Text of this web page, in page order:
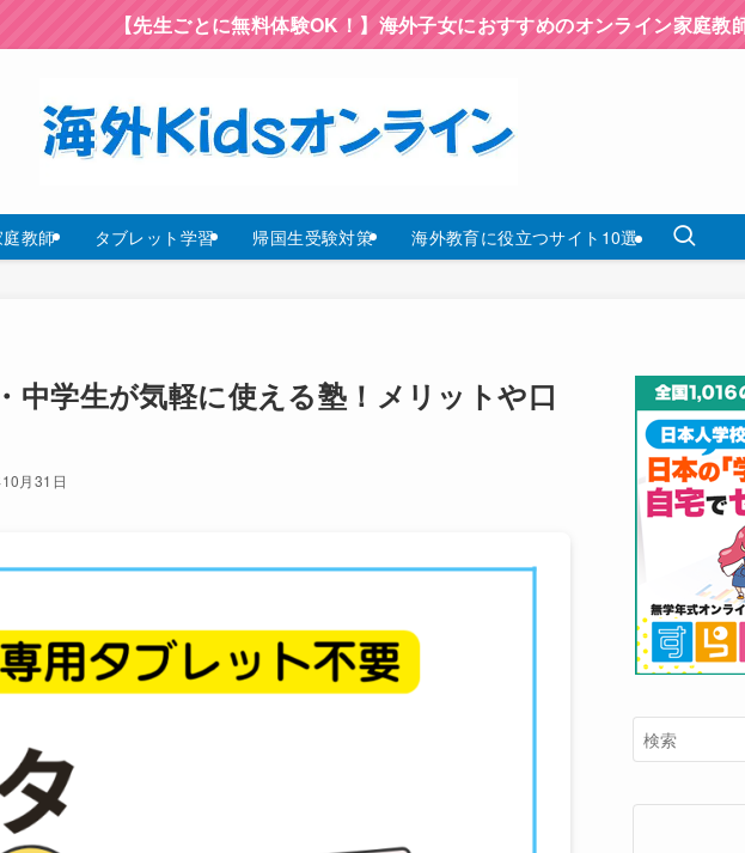
【先生ごとに無料体験OK！】海外子女におすすめのオンライン家庭教師はここ！>>
教師 タブレット学習 帰国生受験対策 海外教育に役立つサイト10選
中学生が気軽に使える塾！メリットや口
月31日